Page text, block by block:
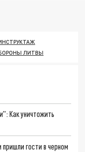
ЛИТВЫ
Как уничтожить
гости в черном